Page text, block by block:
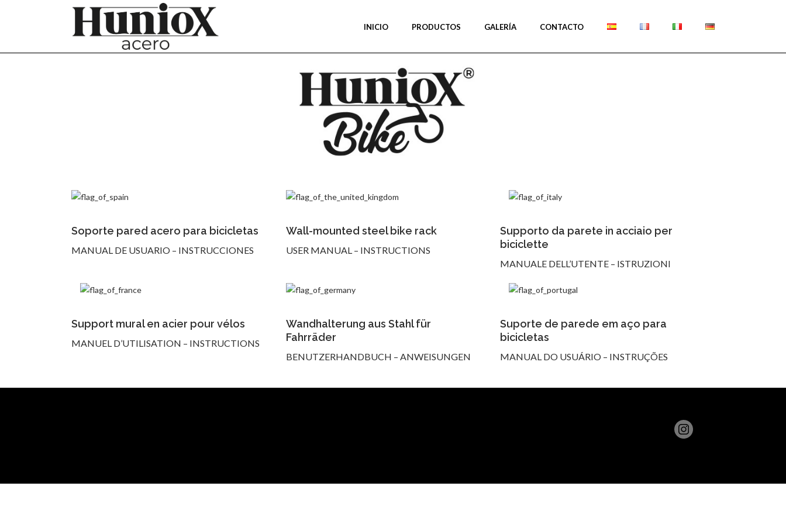
INICIO PRODUCTOS GALERÍA CONTACTO
Soporte pared acero para bicicletas
MANUAL DE USUARIO – INSTRUCCIONES
Wall-mounted steel bike rack
USER MANUAL – INSTRUCTIONS
Supporto da parete in acciaio per
biciclette
MANUALE DELL’UTENTE – ISTRUZIONI
Support mural en acier pour vélos
MANUEL D’UTILISATION – INSTRUCTIONS
Wandhalterung aus Stahl für
Fahrräder
BENUTZERHANDBUCH – ANWEISUNGEN
Suporte de parede em aço para
bicicletas
MANUAL DO USUÁRIO – INSTRUÇÕES